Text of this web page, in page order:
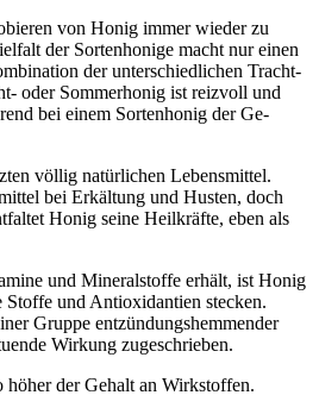
von Honig immer wieder zu
der Sorten­honige macht nur einen
der unter­schiedlichen Tracht­
oder Sommer­honig ist reiz­voll und
bei einem Sorten­honig der Ge­
völlig natür­lichen Lebens­mittel.
bei Er­kältung und Husten, doch
Honig seine Heil­kräfte, eben als
und Mineral­stoffe erhält, ist Honig
und Anti­oxi­dantien stecken.
Gruppe ent­zündungs­hemmender
Wir­kung zu­ge­schrieben.
höher der Gehalt an Wirk­stoffen.